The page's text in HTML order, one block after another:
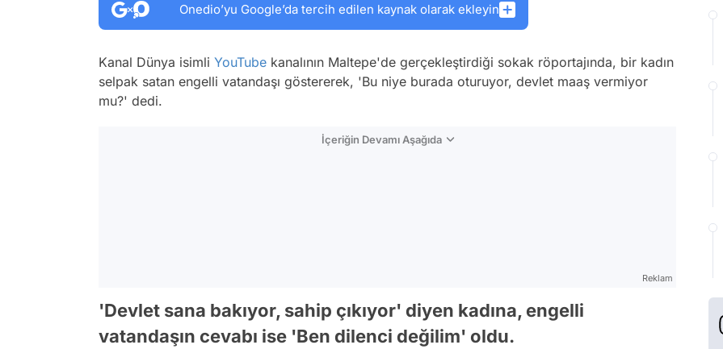
Onedio’yu Google’da tercih edilen kaynak olarak ekleyin
Kanal Dünya isimli YouTube kanalının Maltepe'de gerçekleştirdiği sokak röportajında, bir kadın
selpak satan engelli vatandaşı göstererek, 'Bu niye burada oturuyor, devlet maaş vermiyor
mu?' dedi.
İçeriğin Devamı Aşağıda
Reklam
'Devlet sana bakıyor, sahip çıkıyor' diyen kadına, engelli
vatandaşın cevabı ise 'Ben dilenci değilim' oldu.